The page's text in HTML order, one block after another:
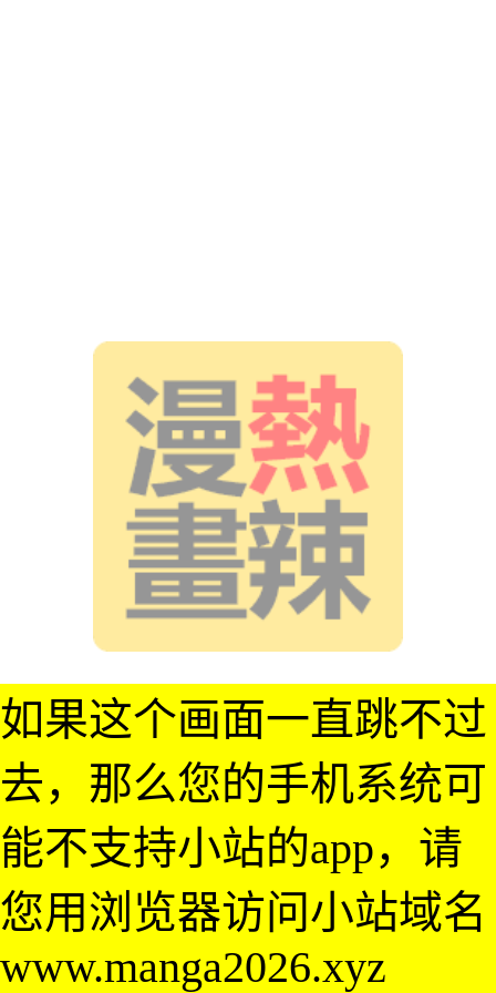
如果这个画面一直跳不过
去，那么您的手机系统可
能不支持小站的app，请
您用浏览器访问小站域名
www.manga2026.xyz